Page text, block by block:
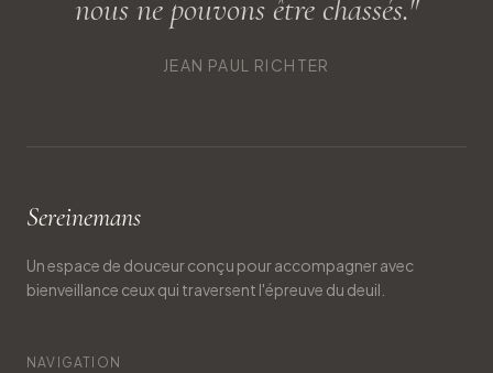
nous ne pouvons être chassés."
JEAN PAUL RICHTER
Sereinemans
Un espace de douceur conçu pour accompagner avec
bienveillance ceux qui traversent l'épreuve du deuil.
NAVIGATION